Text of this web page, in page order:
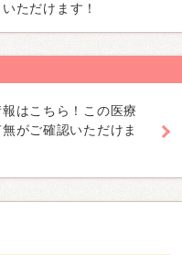
ただけます！
はこちら！この医療
がご確認いただけま